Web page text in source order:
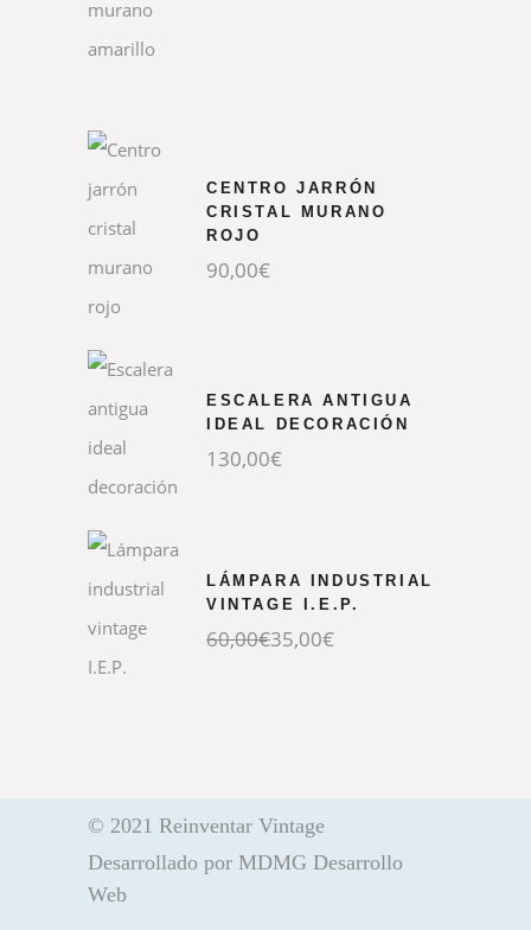
CENTRO JARRÓN
CRISTAL MURANO
ROJO
90,00€
ESCALERA ANTIGUA
IDEAL DECORACIÓN
130,00€
LÁMPARA INDUSTRIAL
VINTAGE I.E.P.
60,00€
El
precio
35,00€
El
precio
© 2021 Reinventar Vintage
Desarrollado por MDMG Desarrollo
Web